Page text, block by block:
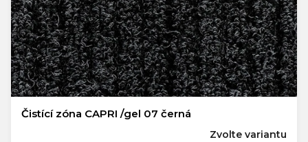
Čistící zóna CAPRI /gel 07 černá
Zvolte variantu